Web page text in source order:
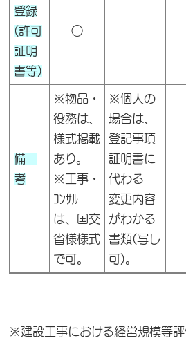
登録
(許可
証明
書等)
○
備
考
※物品・
役務は、
様式掲載
あり。
※工事・
ｺﾝｻﾙ
は、国交
省様様式
で可。
※個人の
場合は、
登記事項
証明書に
代わる
変更内容
がわかる
書類(写し
可)。
※建設工事における経営規模等